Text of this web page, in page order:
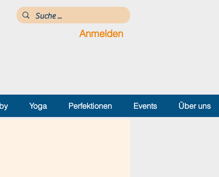
Anmelden
Yoga Perfektionen Events Über uns